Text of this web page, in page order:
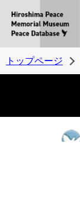
トップページ